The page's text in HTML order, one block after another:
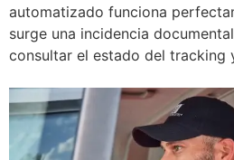
automatizado funciona
surge una incidencia
consultar el estado del tracking